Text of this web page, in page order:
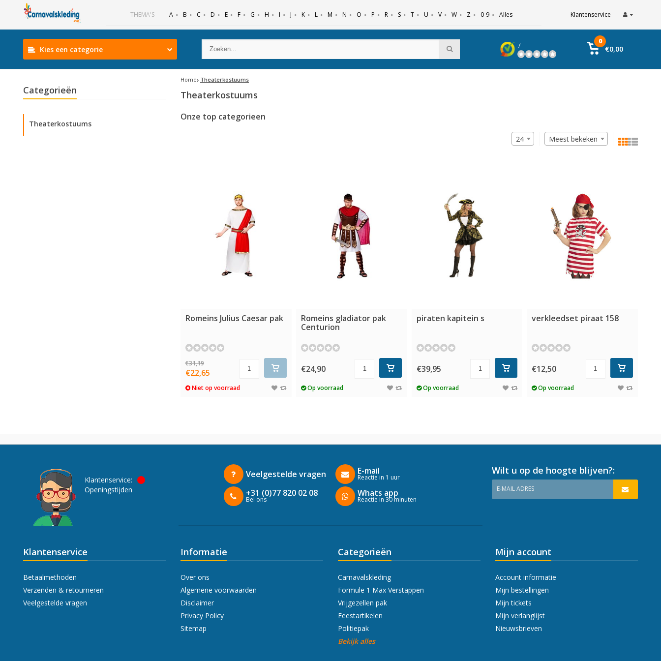
THEMA'S A B C D E F G H I J K L M N O P R S T U V W Z 0-9 Alles Klantenservice
Kies een categorie /
0
€0,00
Categorieën
Theaterkostuums
Home Theaterkostuums
Theaterkostuums
Onze top categorieen
Meest bekeken
24
Romeins Julius Caesar pak
€31,19
€22,65
Niet op voorraad
Romeins gladiator pak
Centurion
€24,90
Op voorraad
piraten kapitein s
€39,95
Op voorraad
verkleedset piraat 158
€12,50
Op voorraad
Klantenservice:
Openingstijden
Veelgestelde vragen
+31 (0)77 820 02 08
Bel ons
E-mail
Reactie in 1 uur
Whats app
Reactie in 30 minuten
Wilt u op de hoogte blijven?:
E-MAIL ADRES
Klantenservice
Betaalmethoden
Verzenden & retourneren
Veelgestelde vragen
Informatie
Over ons
Algemene voorwaarden
Disclaimer
Privacy Policy
Sitemap
Categorieën
Carnavalskleding
Formule 1 Max Verstappen
Vrijgezellen pak
Feestartikelen
Politiepak
Bekijk alles
Mijn account
Account informatie
Mijn bestellingen
Mijn tickets
Mijn verlanglijst
Nieuwsbrieven